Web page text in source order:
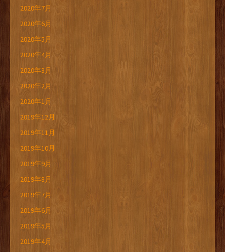
2020年7月
2020年6月
2020年5月
2020年4月
2020年3月
2020年2月
2020年1月
2019年12月
2019年11月
2019年10月
2019年9月
2019年8月
2019年7月
2019年6月
2019年5月
2019年4月